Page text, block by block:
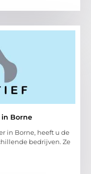
Borne
in Borne, heeft u de
bedrijven. Ze